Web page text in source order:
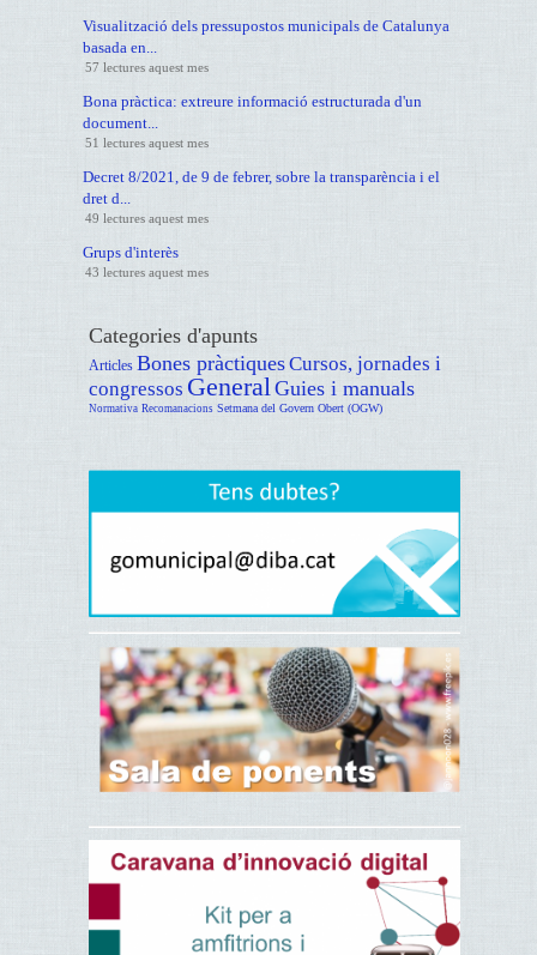
Visualització dels pressupostos municipals de Catalunya
basada en...
57 lectures aquest mes
Bona pràctica: extreure informació estructurada d'un
document...
51 lectures aquest mes
Decret 8/2021, de 9 de febrer, sobre la transparència i el
dret d...
49 lectures aquest mes
Grups d'interès
43 lectures aquest mes
Categories d'apunts
Articles Bones pràctiquesCursos, jornades i
congressos General Guies i manuals
Normativa Recomanacions Setmana del Govern Obert (OGW)